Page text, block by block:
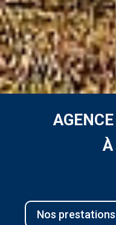
À
Nos prestations